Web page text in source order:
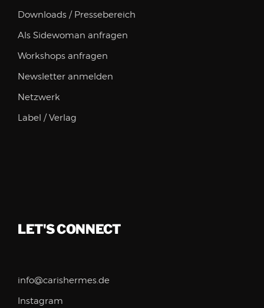
Downloads / Pressebereich
Als Sidewoman anfragen
Workshops anfragen
Newsletter anmelden
Netzwerk
Label / Verlag
LET'S CONNECT
info@carishermes.de
Instagram